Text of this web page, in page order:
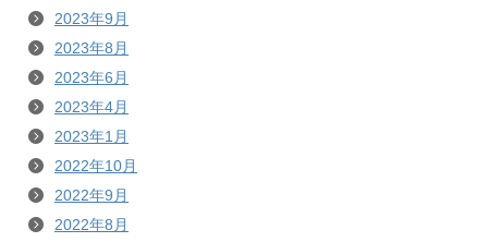
2023年9月
2023年8月
2023年6月
2023年4月
2023年1月
2022年10月
2022年9月
2022年8月